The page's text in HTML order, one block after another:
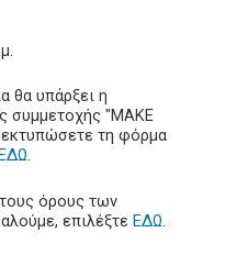
θα υπάρξει η
συμμετοχής "MAKE
εκτυπώσετε τη φόρμα
ΕΔΩ.
τους όρους των
επιλέξτε ΕΔΩ.